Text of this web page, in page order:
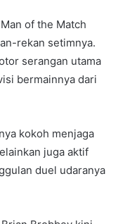
of the Match
rekan setimnya.
serangan utama
bermainnya dari
kokoh menjaga
juga aktif
duel udaranya